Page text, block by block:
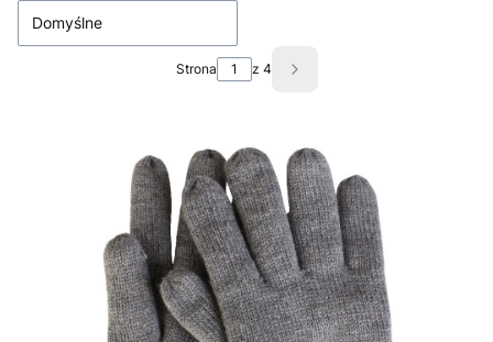
Domyślne
Strona z 4 Następne produkty